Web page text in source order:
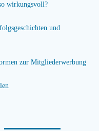
wirkungsvoll?
und
zur Mitgliederwerbung